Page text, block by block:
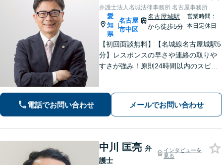
弁護士法人名城法律事務所 名古屋事務所
愛
知
県
|
名古屋
市中区
名古屋城駅
から徒歩5分
営業時間：
本日定休日
【初回面談無料】【名城線名古屋城駅5
分】レスポンスの早さや連絡の取りや
すさが強み！原則24時間以内のスピー
費など幅広く対応できます【相続遺
言】不動産業者や司法書士とも連携可
電話でお問い合わせ メールでお問い合わせ
中川 匡亮 弁
護士
インタビューを
見る